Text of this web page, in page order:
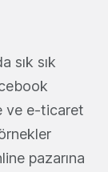
sık sık
ve e-ticaret
pazarına